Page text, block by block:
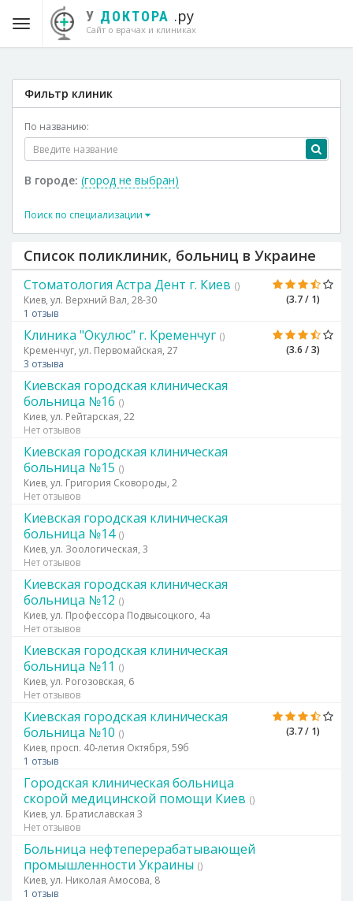
У ДОКТОРА .ру
Сайт о врачах и клиниках
Фильтр клиник
По названию:
В городе: (город не выбран)
Поиск по специализации
Список поликлиник, больниц в Украине
(3.7 / 1)
Стоматология Астра Дент г. Киев ()
Киев, ул. Верхний Вал, 28-30
1 отзыв
(3.6 / 3)
Клиника "Окулюс" г. Кременчуг ()
Кременчуг, ул. Первомайская, 27
3 отзыва
Киевская городская клиническая
больница №16 ()
Киев, ул. Рейтарская, 22
Нет отзывов
Киевская городская клиническая
больница №15 ()
Киев, ул. Григория Сковороды, 2
Нет отзывов
Киевская городская клиническая
больница №14 ()
Киев, ул. Зоологическая, 3
Нет отзывов
Киевская городская клиническая
больница №12 ()
Киев, ул. Профессора Подвысоцкого, 4а
Нет отзывов
Киевская городская клиническая
больница №11 ()
Киев, ул. Рогозовская, 6
Нет отзывов
(3.7 / 1)
Киевская городская клиническая
больница №10 ()
Киев, просп. 40-летия Октября, 59б
1 отзыв
Городская клиническая больница
скорой медицинской помощи Киев ()
Киев, ул. Братиславская 3
Нет отзывов
Больница нефтеперерабатывающей
промышленности Украины ()
Киев, ул. Николая Амосова, 8
1 отзыв